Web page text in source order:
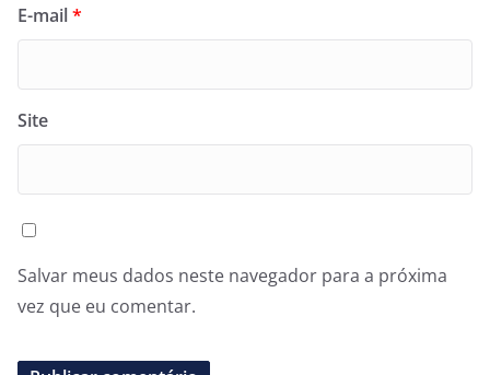
E-mail*
Site
Salvar meus dados neste navegador para a próxima
vez que eu comentar.